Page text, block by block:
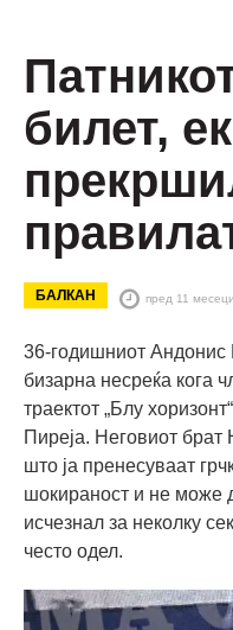
билет,
БАЛКАН пред 11 месеци
36-годишниот Андонис
бизарна несреќа кога
траектот „Блу
Пиреја. Неговиот брат
што ја пренесуваат
шокираност и не може
исчезнал за неколку
често одел.